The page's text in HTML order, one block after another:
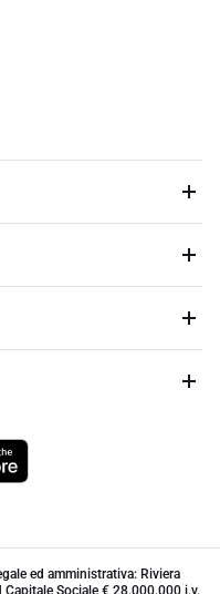
ed amministrativa: Riviera
Sociale € 28.000.000 i.v.